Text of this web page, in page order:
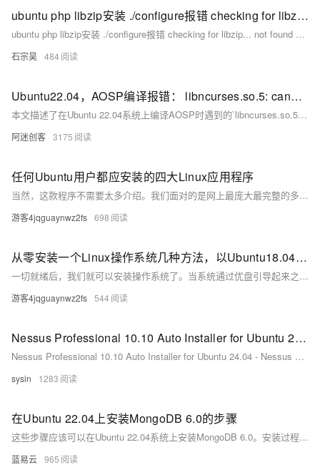
ubuntu php libzip安装 ./configure报错 checking for libzip... not found configure
ubuntu php libzip安装 ./configure报错 checking for libzip... not found configure
石宗昊 484
Ubuntu22.04，AOSP编译报错： libncurses.so.5: cannot open shared object file: No such file
本文描述了在Ubuntu 22.04系统上编译AOSP时遇到的`libncurses.so.5`缺失错误，并提供了通过安装相应库解决该问题的步骤。
阿迷创客 3175
任何Ubuntu用户都应安装的四大Linux应用程序
当然，这款程序不需要太多介绍。我们面对的是网上最庞大最完整的多媒体中心，由于丰富的插件，我们能够高度细化地定制其每一项功能。这是我们的Linux发行版不可或缺的必备软件。 我们可以通过运行以下命令来轻松安装Kodi：sudo apt install kodi。
游客4jqguaynwz2fs 698
从零安装一个Linux操作系统几种方法，以Ubuntu18.04为例
一切就绪后，我们就可以安装操作系统了。当系统通过优盘引导起来之后，我们就可以看到跟虚拟机中一样的安装向导了。之后，大家按照虚拟机中的顺序安装即可。 好了，今天主要介绍了Ubuntu Server版操作系统的安装过程，关于如何使用该操作系统，及操作系统更深层的原理，还请关注本号及相关圈子。
游客4jqguaynwz2fs 544
Nessus Professional 10.10 Auto Installer for Ubuntu 24.04 - Nessus 自动化安装程序
Nessus Professional 10.10 Auto Installer for Ubuntu 24.04 - Nessus 自动化安装程序
sysin 1283
在Ubuntu 22.04上安装MongoDB 6.0的步骤
这些步骤应该可以在Ubuntu 22.04系统上安装MongoDB 6.0。安装过程中，如果遇到任何问题，可以查阅MongoDB的官方文档或者Ubuntu的相关帮助文档，这些资源通常提供了解决特定问题的详细指导。
蓝易云 965